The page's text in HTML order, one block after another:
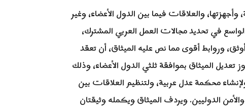
والعلاقات فيما بين الدول الأعضاء، وغير
في تحديد مجالات العمل العربي المشترك،
وروابط أقوى مما نص عليه الميثاق، أن تعقد
تعديل الميثاق بموافقة ثلثي الدول الأعضاء، وذلك
محكمة عدل عربية، ولتنظيم العلاقات بين
الدوليين. ويردف الميثاق ويكمله وثيقتان